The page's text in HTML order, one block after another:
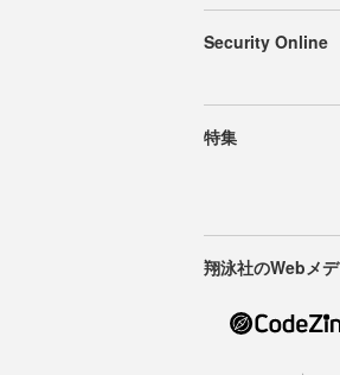
Security Online
特集
翔泳社のWebメ